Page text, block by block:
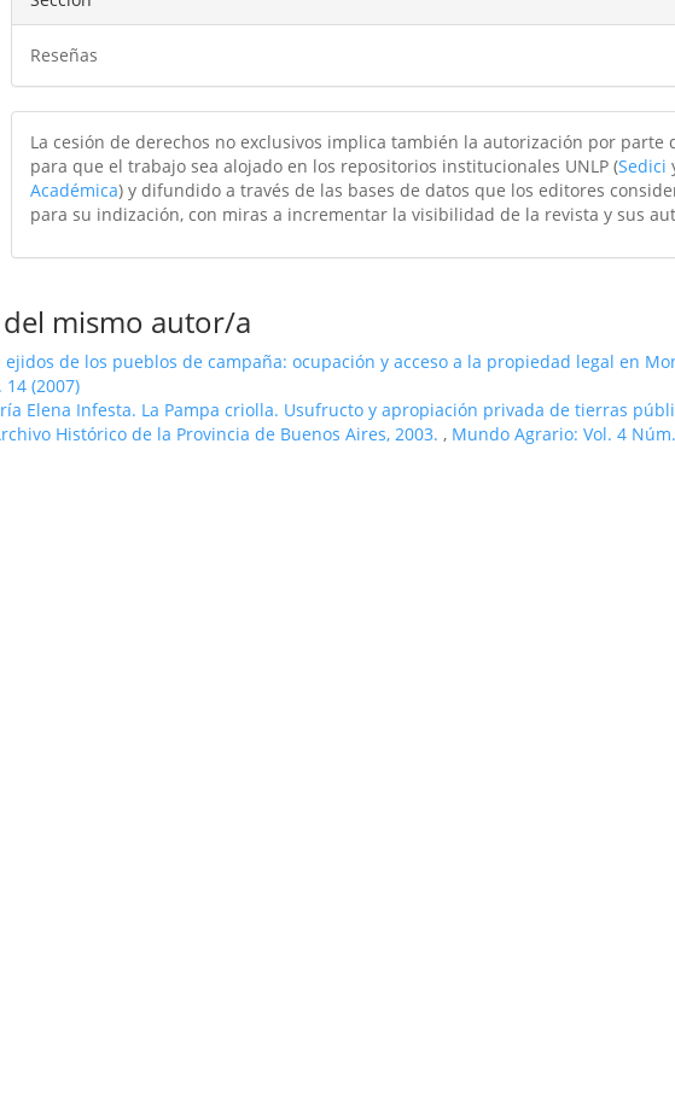
Reseñas
La cesión de derechos no exclusivos implica también la autorización por parte
para que el trabajo sea alojado en los repositorios institucionales UNLP (Sedici
Académica) y difundido a través de las bases de datos que los editores
para su indización, con miras a incrementar la visibilidad de la revista y sus
mismo autor/a
ejidos de los pueblos de campaña: ocupación y acceso a la propiedad legal en
(2007)
Elena Infesta. La Pampa criolla. Usufructo y apropiación privada de tierras
Histórico de la Provincia de Buenos Aires, 2003. , Mundo Agrario: Vol. 4